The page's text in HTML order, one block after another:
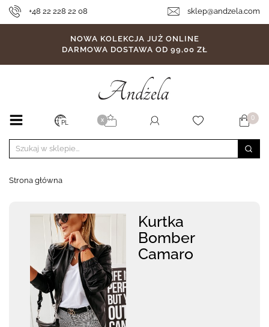
+48 22 228 22 08 sklep@andzela.com
NOWA KOLEKCJA JUŻ ONLINE
DARMOWA DOSTAWA OD 99,00 ZŁ
PL X 0
Strona główna
Kurtka
Bomber
Camaro